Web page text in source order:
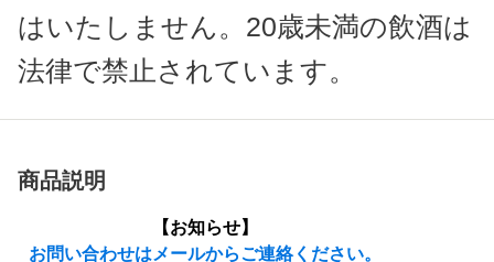
はいたしません。20歳未満の飲酒は
法律で禁止されています。
商品説明